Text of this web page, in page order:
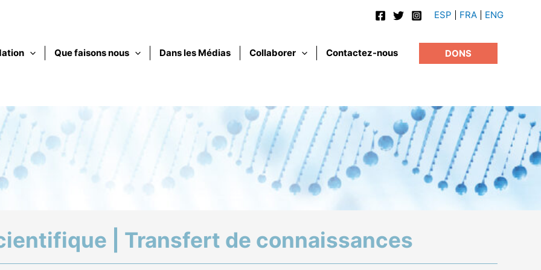
ESP FRA ENG
Que faisons nous Dans les Médias Collaborer Contactez-nous DONS
| Transfert de connaissances